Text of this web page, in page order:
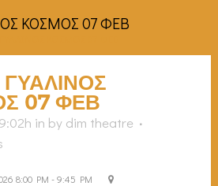
ΚΟΣΜΟΣ 07 ΦΕΒ
ΓΥΑΛΙΝΟΣ
07 ΦΕΒ
in by dim theatre
8:00 PM - 9:45 PM